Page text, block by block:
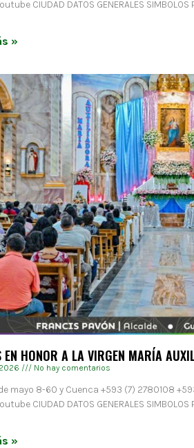
CIUDAD DATOS GENERALES SIMBOLOS
»
EN HONOR A LA VIRGEN MARÍA
No hay comentarios
mayo 8-60 y Cuenca +593 (7) 2780108
CIUDAD DATOS GENERALES SIMBOLOS
»